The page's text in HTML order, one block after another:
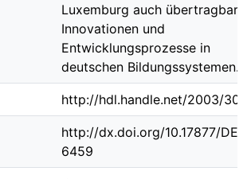
Luxemburg auch übertragbar
Innovationen und
Entwicklungsprozesse in
deutschen Bildungssystemen.
http://hdl.handle.net/2003/
http://dx.doi.org/10.17877/
6459